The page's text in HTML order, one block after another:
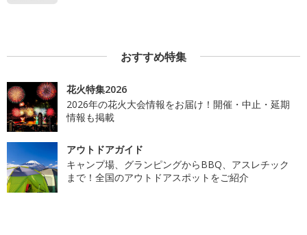
おすすめ特集
花火特集2026
2026年の花火大会情報をお届け！開催・中止・延期
情報も掲載
アウトドアガイド
キャンプ場、グランピングからBBQ、アスレチック
まで！全国のアウトドアスポットをご紹介